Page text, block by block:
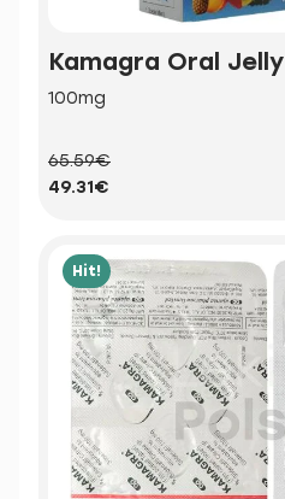
Kamagra Oral Jelly
100mg
65.59€
49.31€
Hit!